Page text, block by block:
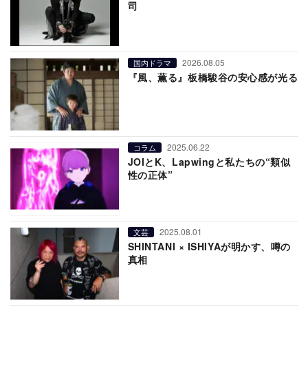
司
国内ドラマ 2026.08.05
『風、薫る』板橋駿谷の安心感が光る
コラム 2025.06.22
JOIとK、Lapwingと私たちの“類似
性の正体”
文芸 2025.08.01
SHINTANI × ISHIYAが明かす、噂の
真相